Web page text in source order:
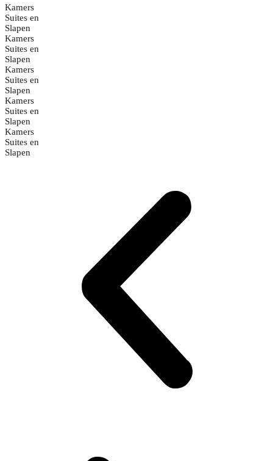
Kamers
Suites en
Slapen
Kamers
Suites en
Slapen
Kamers
Suites en
Slapen
Kamers
Suites en
Slapen
Kamers
Suites en
Slapen